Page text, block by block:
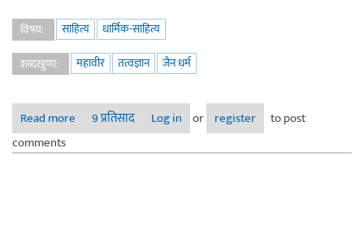
विषय: साहित्य
धार्मिक-साहित्य
शब्दखुणा:
महावीर तत्वज्ञान जैन धर्म
Read more about वर्धमान ते महावीर
9 प्रतिसाद Log in or register
to post
comments